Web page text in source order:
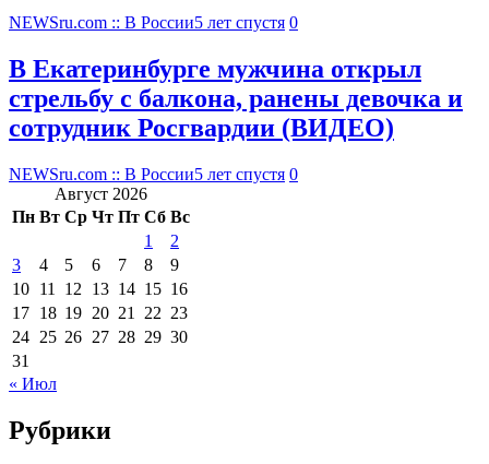
NEWSru.com :: В России5 лет спустя 0
В Екатеринбурге мужчина открыл
стрельбу с балкона, ранены девочка и
сотрудник Росгвардии (ВИДЕО)
NEWSru.com :: В России5 лет спустя 0
Август 2026
Пн Вт Ср Чт Пт Сб Вс
1
2
3
4 5 6 7 8
9
10 11 12 13 14 15 16
17 18 19 20 21 22 23
24 25 26 27 28 29 30
31
« Июл
Рубрики